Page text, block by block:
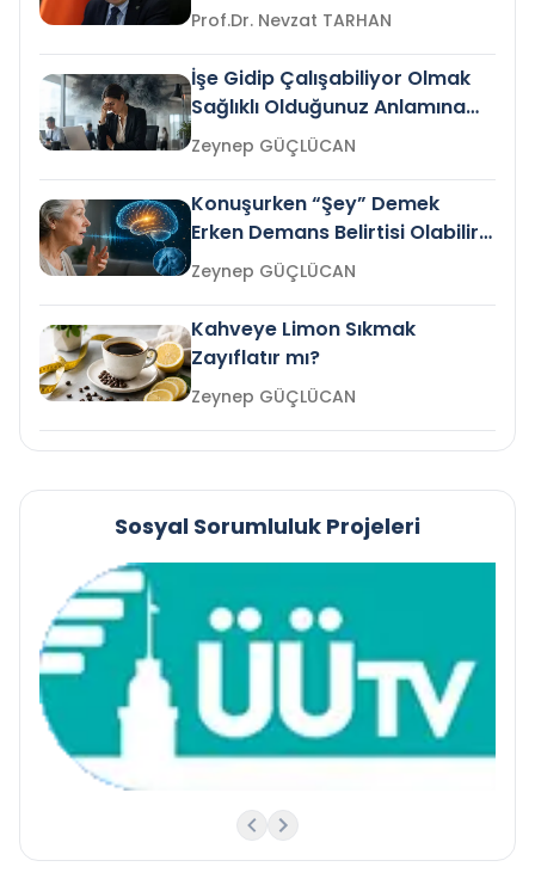
Prof.Dr. Nevzat TARHAN
İşe Gidip Çalışabiliyor Olmak
Sağlıklı Olduğunuz Anlamına
Gelir mi?Zeynep GÜÇLÜCAN
Konuşurken “Şey” Demek
Erken Demans Belirtisi Olabilir
mi?
Zeynep GÜÇLÜCAN
Kahveye Limon Sıkmak
Zayıflatır mı?
Zeynep GÜÇLÜCAN
Sosyal Sorumluluk Projeleri